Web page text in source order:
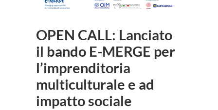
OPEN CALL: Lanciato
il bando E-MERGE per
l’imprenditoria
multiculturale e ad
impatto sociale